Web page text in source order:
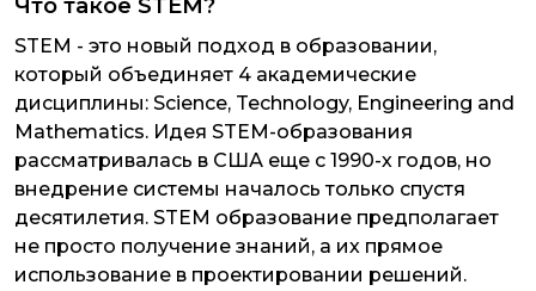
Что такое STEM?
STEM - это новый подход в образовании,
который объединяет 4 академические
дисциплины: Science, Technology, Engineering and
Mathematics. Идея STEM-образования
рассматривалась в США еще с 1990-х годов, но
внедрение системы началось только спустя
десятилетия. STEM образование предполагает
не просто получение знаний, а их прямое
использование в проектировании решений.